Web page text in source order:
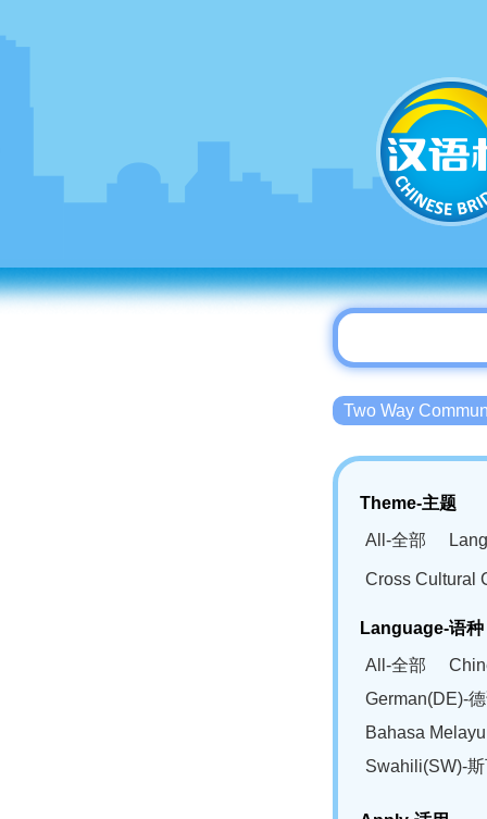
Two Way
Theme-主题
All-全部
Cross Cultural
Language-语种
All-全部
German(DE)-
Bahasa
Swahili(SW)-